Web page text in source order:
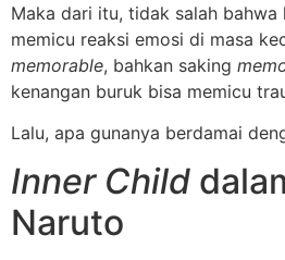
Maka dari itu, tidak salah bahwa
memicu reaksi emosi di masa
memorable, bahkan saking
kenangan buruk bisa memicu
Lalu, apa gunanya berdamai
Inner Child
Naruto